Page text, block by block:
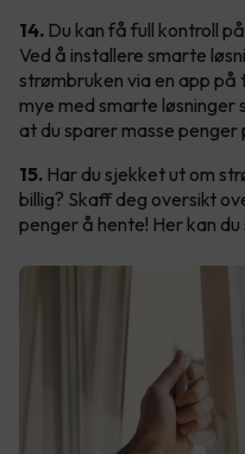
14. Du kan få full kontroll
Ved å installere smarte
strømbruken via en app
mye med smarte løsninger
at du sparer masse
15. Har du sjekket ut om
billig? Skaff deg oversikt
penger å hente! Her kan